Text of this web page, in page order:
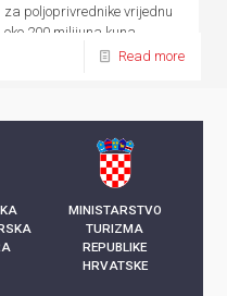
za poljoprivrednike vrijednu
oko 200 milijuna kuna
Read more
MINISTARSTVO
TURIZMA
REPUBLIKE
HRVATSKE